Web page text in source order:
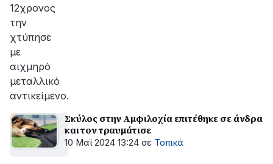
12χρονος
την
χτύπησε
με
αιχμηρό
μεταλλικό
αντικείμενο.
Σκύλος στην Αμφιλοχία επιτέθηκε σε άνδρα
και τον τραυμάτισε
10 Μαϊ 2024 13:24 σε Τοπικά